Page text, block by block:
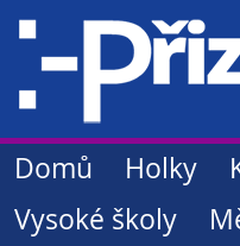
Domů Holky
Vysoké školy